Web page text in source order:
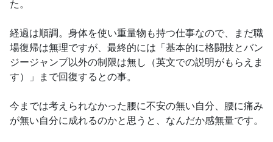
た。
経過は順調。身体を使い重量物も持つ仕事なので、まだ職
場復帰は無理ですが、最終的には「基本的に格闘技とバン
ジージャンプ以外の制限は無し（英文での説明がもらえま
す）」まで回復するとの事。
今までは考えられなかった腰に不安の無い自分、腰に痛み
が無い自分に成れるのかと思うと、なんだか感無量です。